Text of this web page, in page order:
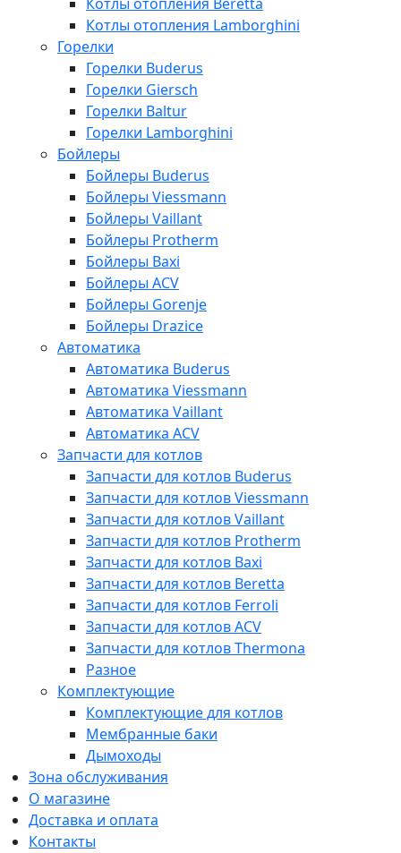
Котлы отопления Beretta
Котлы отопления Lamborghini
Горелки
Горелки Buderus
Горелки Giersch
Горелки Baltur
Горелки Lamborghini
Бойлеры
Бойлеры Buderus
Бойлеры Viessmann
Бойлеры Vaillant
Бойлеры Protherm
Бойлеры Baxi
Бойлеры ACV
Бойлеры Gorenje
Бойлеры Drazice
Автоматика
Автоматика Buderus
Автоматика Viessmann
Автоматика Vaillant
Автоматика ACV
Запчасти для котлов
Запчасти для котлов Buderus
Запчасти для котлов Viessmann
Запчасти для котлов Vaillant
Запчасти для котлов Protherm
Запчасти для котлов Baxi
Запчасти для котлов Beretta
Запчасти для котлов Ferroli
Запчасти для котлов ACV
Запчасти для котлов Thermona
Разное
Комплектующие
Комплектующие для котлов
Мембранные баки
Дымоходы
Зона обслуживания
О магазине
Доставка и оплата
Контакты